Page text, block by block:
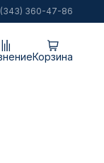
360-47-86
Корзина